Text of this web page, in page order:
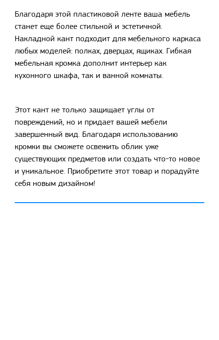
Благодаря этой пластиковой ленте ваша мебель
станет еще более стильной и эстетичной.
Накладной кант подходит для мебельного каркаса
любых моделей: полках, дверцах, ящиках. Гибкая
мебельная кромка дополнит интерьер как
кухонного шкафа, так и ванной комнаты.
Этот кант не только защищает углы от
повреждений, но и придает вашей мебели
завершенный вид. Благодаря использованию
кромки вы сможете освежить облик уже
существующих предметов или создать что-то новое
и уникальное. Приобретите этот товар и порадуйте
себя новым дизайном!